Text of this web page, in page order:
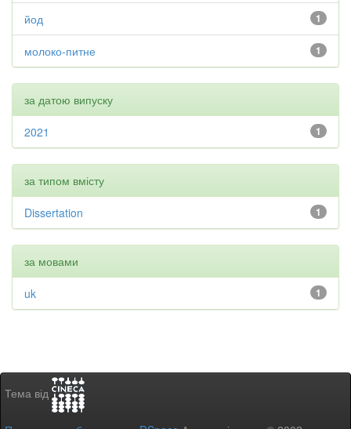
1
йод
1
молоко-питне
за датою випуску
1
2021
за типом вмісту
1
Dissertation
за мовами
1
uk
Тема від